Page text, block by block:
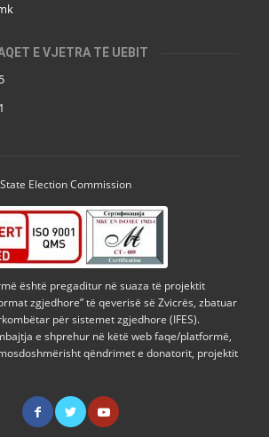
E VJETRA TË UEBIT
Election Commission
është pregaditur në suaza të projektit
zgjedhore” të qeverisë së Zvicrës, zbatuar
për sistemet zgjedhore (IFES).
e shprehur në këtë web faqe/platformë,
qëndrimet e donatorit, projektit